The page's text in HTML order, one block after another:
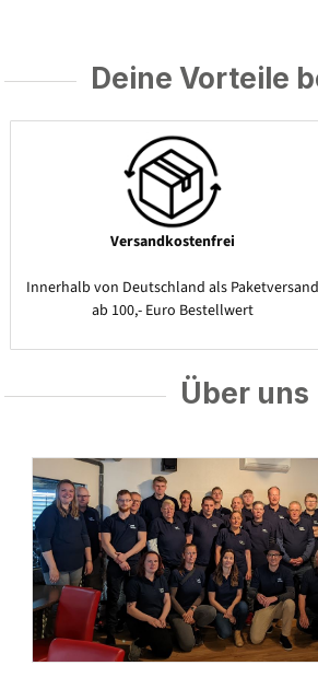
Deine Vorteile
Versandkostenfrei
Innerhalb von Deutschland als Paketversand
ab 100,- Euro Bestellwert
Über uns